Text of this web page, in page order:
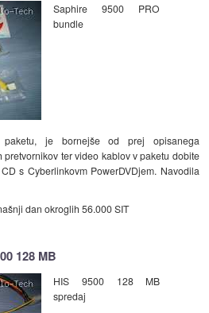
Saphire 9500 PRO
bundle
paketu, je bornejše od prej opisanega
ter video kablov v paketu dobite
s Cyberlinkovm PowerDVDjem. Navodila
dan okroglih 56.000 SIT
128 MB
HIS 9500 128 MB
spredaj